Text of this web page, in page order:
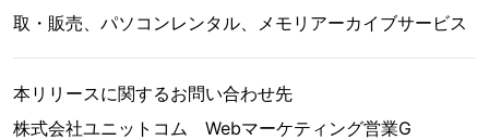
取・販売、パソコンレンタル、メモリアーカイブサービス
本リリースに関するお問い合わせ先
株式会社ユニットコム Webマーケティング営業G